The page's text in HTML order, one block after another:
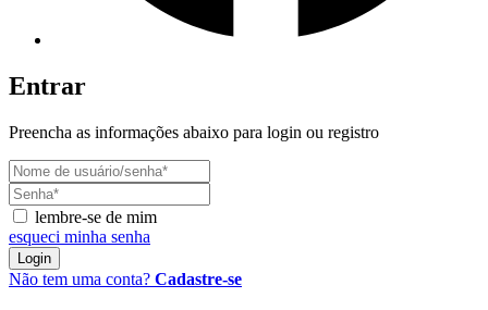
Entrar
Preencha as informações abaixo para login ou registro
lembre-se de mim
esqueci minha senha
Login
Não tem uma conta? Cadastre-se